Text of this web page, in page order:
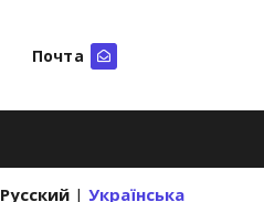
Почта
Русский | Українська